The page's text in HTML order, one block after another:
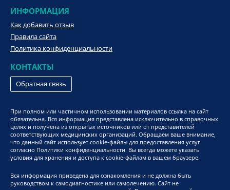
ИНФОРМАЦИЯ
Как добавить отзыв
Правила сайта
Политика конфиденциальности
КОНТАКТЫ
Обратная связь
При полном или частичном использовании материалов ссылка на сайт
обязательна. Вся информация представлена исключительно в справочных
целях и получена из открытых источников или от представителей
соответствующих медицинских организаций. Обращаем ваше внимание,
что данный сайт использует cookie-файлы для предоставления услуг
согласно Политики конфиденциальности. Вы всегда можете указать
условия для хранения и доступа к cookie-файлам в вашем браузере.
Вся информация приведена для ознакомления и не должна быть
руководством к самодиагностике или самолечению. Сайт не